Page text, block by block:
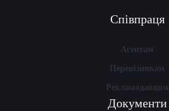
Співпраця
Агентам
Перевізникам
Рекламодавцям
Документи